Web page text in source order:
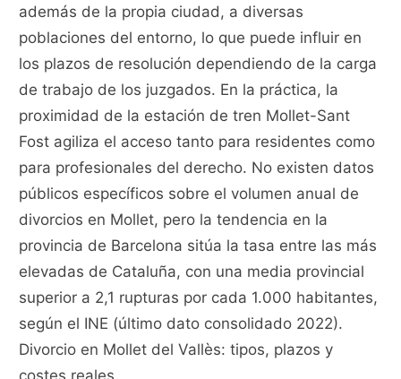
además de la propia ciudad, a diversas
poblaciones del entorno, lo que puede influir en
los plazos de resolución dependiendo de la carga
de trabajo de los juzgados. En la práctica, la
proximidad de la estación de tren Mollet-Sant
Fost agiliza el acceso tanto para residentes como
para profesionales del derecho. No existen datos
públicos específicos sobre el volumen anual de
divorcios en Mollet, pero la tendencia en la
provincia de Barcelona sitúa la tasa entre las más
elevadas de Cataluña, con una media provincial
superior a 2,1 rupturas por cada 1.000 habitantes,
según el INE (último dato consolidado 2022).
Divorcio en Mollet del Vallès: tipos, plazos y
costes reales